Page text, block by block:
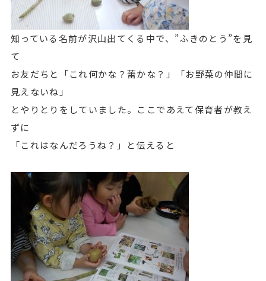
知っている名前が沢山出てくる中で、”ふきのとう”を見
て
お友だちと「これ何かな？蕾かな？」「お野菜の仲間に
見えないね」
とやりとりをしていました。ここであえて保育者が教え
ずに
「これはなんだろうね？」と伝えると